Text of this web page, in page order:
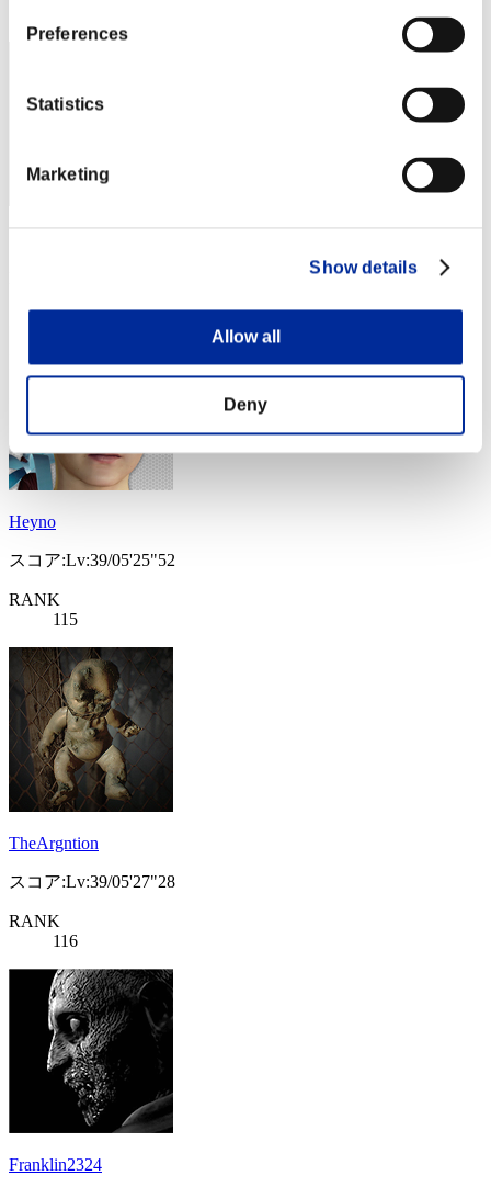
Preferences
Statistics
Marketing
Show details
Allow all
Deny
Heyno
スコア:Lv:39/05'25"52
RANK
115
TheArgntion
スコア:Lv:39/05'27"28
RANK
116
Franklin2324